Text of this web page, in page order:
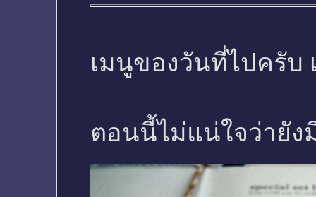
เมนูของวันที่ไปครับ
ตอนนี้ไม่แน่ใจว่ายัง